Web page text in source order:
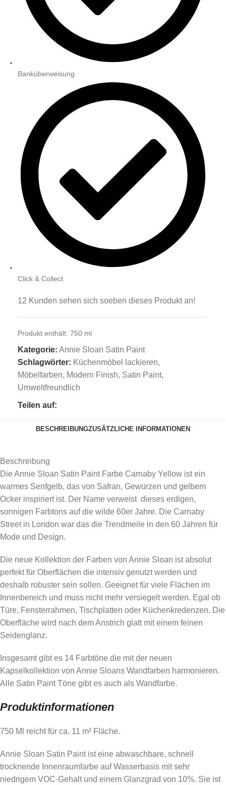
Banküberweisung
Click & Collect
12 Kunden sehen sich soeben dieses Produkt an!
Produkt enthält: 750 ml
Kategorie: Annie Sloan Satin Paint
Schlagwörter: Küchenmöbel lackieren,
Möbelfarben, Modern Finish, Satin Paint,
Umweltfreundlich
Teilen auf:
BESCHREIBUNGZUSÄTZLICHE INFORMATIONEN
Beschreibung
Die Annie Sloan Satin Paint Farbe Carnaby Yellow ist ein
warmes Senfgelb, das von Safran, Gewürzen und gelbem
Ocker inspiriert ist. Der Name verweist dieses erdigen,
sonnigen Farbtons auf die wilde 60er Jahre. Die Carnaby
Street in London war das die Trendmeile in den 60 Jahren für
Mode und Design.
Die neue Kollektion der Farben von Annie Sloan ist absolut
perfekt für Oberflächen die intensiv genutzt werden und
deshalb robuster sein sollen. Geeignet für viele Flächen im
Innenbereich und muss nicht mehr versiegelt werden. Egal ob
Türe, Fensterrahmen, Tischplatten oder Küchenkredenzen. Die
Oberfläche wird nach dem Anstrich glatt mit einem feinen
Seidenglanz.
Insgesamt gibt es 14 Farbtöne die mit der neuen
Kapselkollektion von Annie Sloans Wandfarben harmonieren.
Alle Satin Paint Töne gibt es auch als Wandfarbe.
Produktinformationen
750 Ml reicht für ca. 11 m² Fläche.
Annie Sloan Satin Paint ist eine abwaschbare, schnell
trocknende Innenraumfarbe auf Wasserbasis mit sehr
niedrigem VOC-Gehalt und einem Glanzgrad von 10%. Sie ist